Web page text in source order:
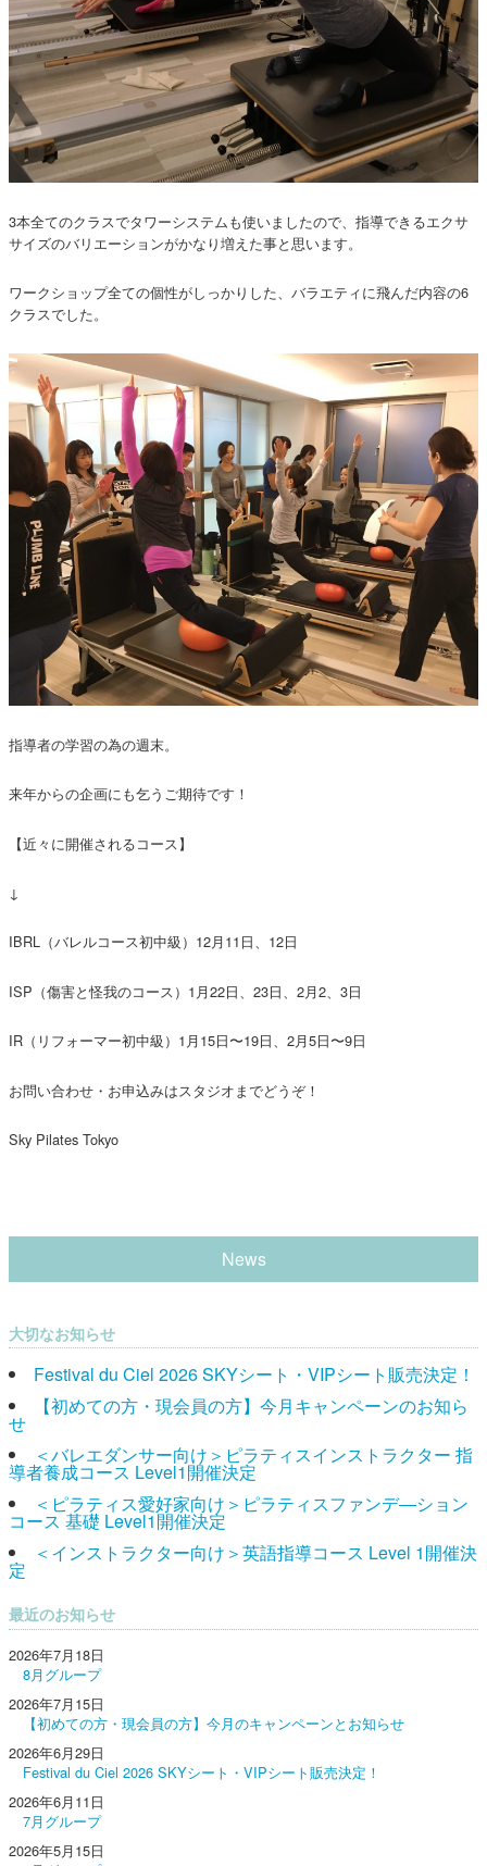
3本全てのクラスでタワーシステムも使いましたので、指導できるエクサ
サイズのバリエーションがかなり増えた事と思います。
ワークショップ全ての個性がしっかりした、バラエティに飛んだ内容の6
クラスでした。
指導者の学習の為の週末。
来年からの企画にも乞うご期待です！
【近々に開催されるコース】
↓
IBRL（バレルコース初中級）12月11日、12日
ISP（傷害と怪我のコース）1月22日、23日、2月2、3日
IR（リフォーマー初中級）1月15日〜19日、2月5日〜9日
お問い合わせ・お申込みはスタジオまでどうぞ！
Sky Pilates Tokyo
News
大切なお知らせ
Festival du Ciel 2026 SKYシート・VIPシート販売決定！
【初めての方・現会員の方】今月キャンペーンのお知ら
せ
＜バレエダンサー向け＞ピラティスインストラクター 指
導者養成コース Level1開催決定
＜ピラティス愛好家向け＞ピラティスファンデ―ション
コース 基礎 Level1開催決定
＜インストラクター向け＞英語指導コース Level 1開催決
定
最近のお知らせ
2026年7月18日
8月グループ
2026年7月15日
【初めての方・現会員の方】今月のキャンペーンとお知らせ
2026年6月29日
Festival du Ciel 2026 SKYシート・VIPシート販売決定！
2026年6月11日
7月グループ
2026年5月15日